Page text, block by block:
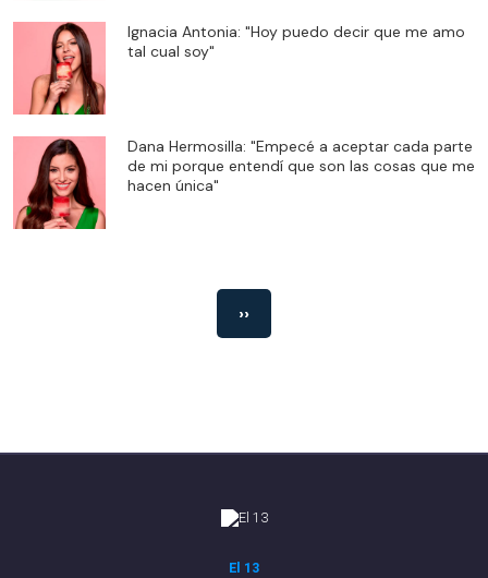
Ignacia Antonia: "Hoy puedo decir que me amo
tal cual soy"
Dana Hermosilla: "Empecé a aceptar cada parte
de mi porque entendí que son las cosas que me
hacen única"
››
El 13